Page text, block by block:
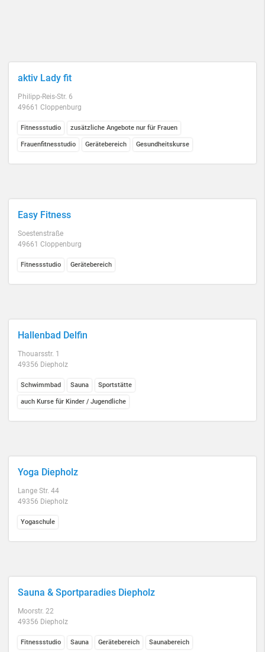
aktiv Lady fit
Philipp-Reis-Str. 6
49661 Cloppenburg
Fitnessstudio zusätzliche Angebote nur für Frauen
Frauenfitnesstudio Gerätebereich Gesundheitskurse
Easy Fitness
Soestenstraße
49661 Cloppenburg
Fitnessstudio Gerätebereich
Hallenbad Delfin
Thouarsstr. 1
49356 Diepholz
Schwimmbad Sauna Sportstätte
auch Kurse für Kinder / Jugendliche
Yoga Diepholz
Lange Str. 44
49356 Diepholz
Yogaschule
Sauna & Sportparadies Diepholz
Moorstr. 22
49356 Diepholz
Fitnessstudio Sauna Gerätebereich Saunabereich